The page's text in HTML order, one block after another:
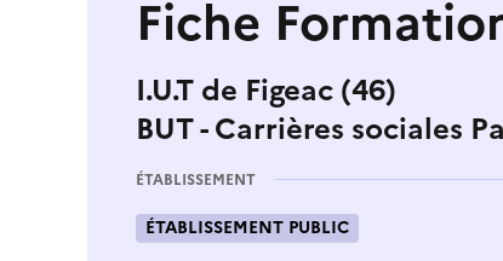
Fiche
I.U.T de Figeac (46)
BUT - Carrières sociales
ÉTABLISSEMENT
ÉTABLISSEMENT PUBLIC